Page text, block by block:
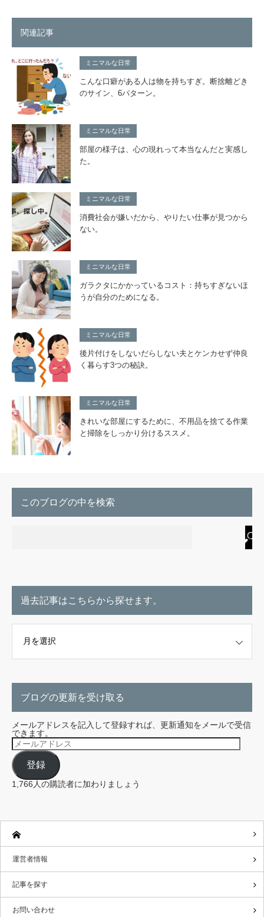
関連記事
ミニマルな日常
こんな口癖がある人は物を持ちすぎ。断捨離どき
のサイン、6パターン。
ミニマルな日常
部屋の様子は、心の現れって本当なんだと実感し
た。
ミニマルな日常
消費社会が嫌いだから、やりたい仕事が見つから
ない。
ミニマルな日常
ガラクタにかかっているコスト：持ちすぎないほ
うが自分のためになる。
ミニマルな日常
後片付けをしないだらしない夫とケンカせず仲良
く暮らす3つの秘訣。
ミニマルな日常
きれいな部屋にするために、不用品を捨てる作業
と掃除をしっかり分けるススメ。
このブログの中を検索
過去記事はこちらから探せます。
ブログの更新を受け取る
メールアドレスを記入して登録すれば、更新通知をメールで受信
できます。
メ
ー
ル
ア
ド
レ
ス
登録
1,766人の購読者に加わりましょう
運営者情報
記事を探す
お問い合わせ